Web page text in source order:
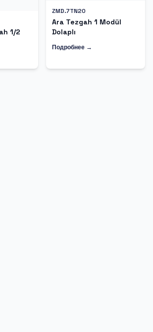
1/2
ZMD.7TN20
Ara Tezgah 1 Modül
Dolaplı
Подробнее →